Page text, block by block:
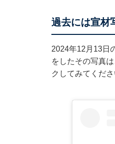
過去には宣材
2024年12月13日
をしたその写真
クしてみてくださ